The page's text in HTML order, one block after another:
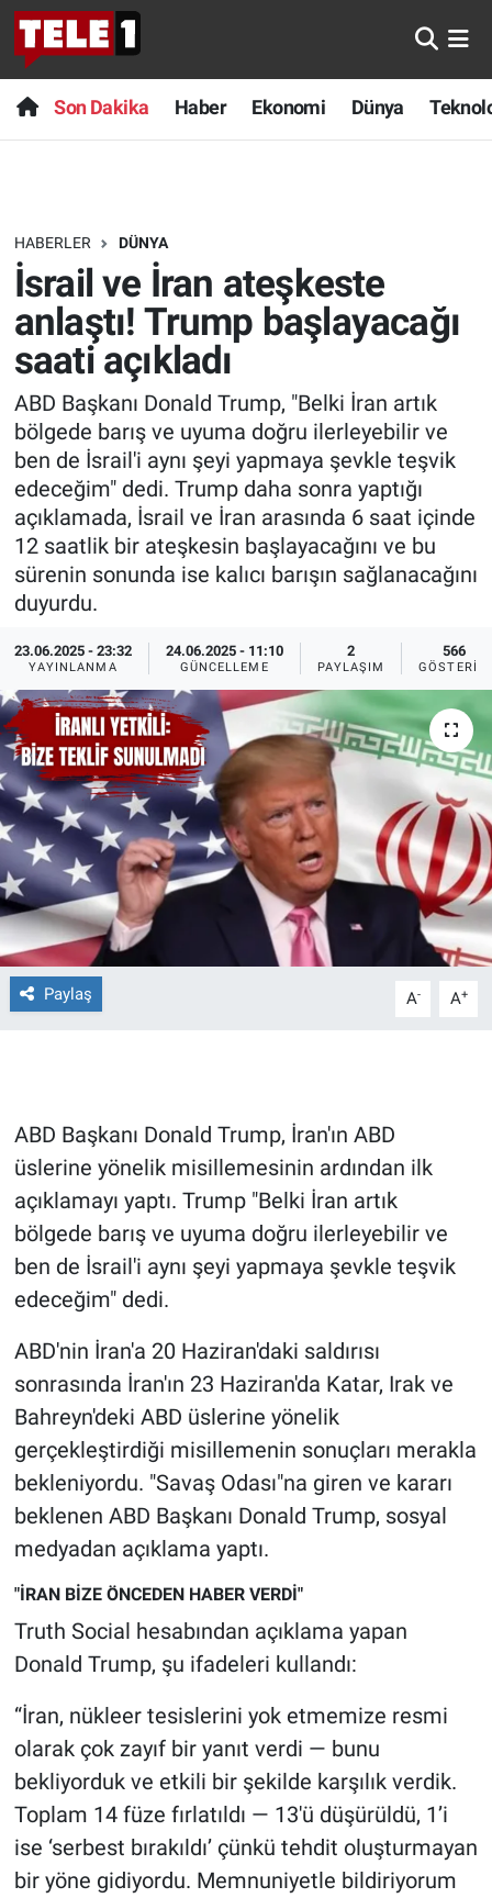
Son Dakika Haber Ekonomi Dünya
HABERLER DÜNYA
İsrail ve İran ateşkeste
anlaştı! Trump başlayacağı
saati açıkladı
ABD Başkanı Donald Trump, "Belki İran artık
bölgede barış ve uyuma doğru ilerleyebilir ve
ben de İsrail'i aynı şeyi yapmaya şevkle teşvik
edeceğim" dedi. Trump daha sonra yaptığı
açıklamada, İsrail ve İran arasında 6 saat içinde
12 saatlik bir ateşkesin başlayacağını ve bu
sürenin sonunda ise kalıcı barışın sağlanacağını
duyurdu.
23.06.2025 - 23:32
YAYINLANMA
24.06.2025 - 11:10
GÜNCELLEME
2
PAYLAŞIM
566
GÖSTERIM
Paylaş A- A+
ABD Başkanı Donald Trump, İran'ın ABD
üslerine yönelik misillemesinin ardından ilk
açıklamayı yaptı. Trump "Belki İran artık
bölgede barış ve uyuma doğru ilerleyebilir ve
ben de İsrail'i aynı şeyi yapmaya şevkle teşvik
edeceğim" dedi.
ABD'nin İran'a 20 Haziran'daki saldırısı
sonrasında İran'ın 23 Haziran'da Katar, Irak ve
Bahreyn'deki ABD üslerine yönelik
gerçekleştirdiği misillemenin sonuçları merakla
bekleniyordu. "Savaş Odası"na giren ve kararı
beklenen ABD Başkanı Donald Trump, sosyal
medyadan açıklama yaptı.
"İRAN BİZE ÖNCEDEN HABER VERDİ"
Truth Social hesabından açıklama yapan
Donald Trump, şu ifadeleri kullandı:
“İran, nükleer tesislerini yok etmemize resmi
olarak çok zayıf bir yanıt verdi — bunu
bekliyorduk ve etkili bir şekilde karşılık verdik.
Toplam 14 füze fırlatıldı — 13'ü düşürüldü, 1’i
ise ‘serbest bırakıldı’ çünkü tehdit oluşturmayan
bir yöne gidiyordu. Memnuniyetle bildiriyorum
Anında Manşet
Başka Sohbetler
Bilim turu
Bilim ve Teknoloji Evreni
Doğa Konuşuyor
Dünya
Ege Saati
Ege'den Esintiler
Eğitim
Eğlence
Ekonomi
Forum
Gerçeğin İzinde
Gün Başlıyor
Gün Bitiyor
Gün Ortası
Haber
İlan
Kimdir
Koronavirüs
Kültür Sanat
Ne demişti
Nedir
Popüler
Programlar
Sağlık
Spor
Teknoloji
Türkiye'nin Geleceği
Türkiye'nin Gündemi
Son Dakika
Haber
Dünya
Teknoloji
Sağlık
Spor
Yayın Akışı
İletişim
Nöbetçi Eczaneler
Hava Durumu
Trafik Durumu
Süper Lig Puan Durumu ve Fikstür
Tüm Manşetler
Son Dakika Haberleri
Haber Arşivi